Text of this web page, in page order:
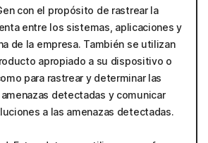
con el propósito de rastrear la
entre los sistemas, aplicaciones y
de la empresa. También se utilizan
apropiado a su dispositivo o
para rastrear y determinar las
detectadas y comunicar
a las amenazas detectadas.